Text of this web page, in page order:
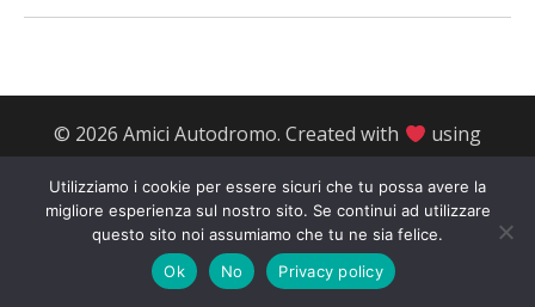
© 2026 Amici Autodromo. Created with
using
WordPress andKubio
Utilizziamo i cookie per essere sicuri che tu possa avere la
migliore esperienza sul nostro sito. Se continui ad utilizzare
questo sito noi assumiamo che tu ne sia felice.
Ok
No Privacy policy